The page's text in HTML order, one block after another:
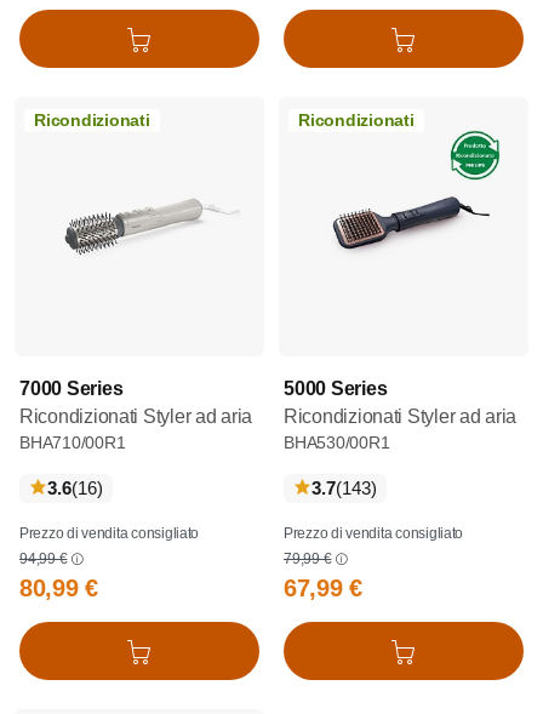
Aggiungi al carrello Aggiungi al carrello
Ricondizionati
7000 Series
Ricondizionati Styler ad aria
BHA710/00R1
3.6(16recensioni
)
Prezzo di vendita consigliato
94,99 €
80,99 €
Aggiungi al carrello
Ricondizionati
5000 Series
Ricondizionati Styler ad aria
BHA530/00R1
3.7(143recensioni
)
Prezzo di vendita consigliato
79,99 €
67,99 €
Aggiungi al carrello